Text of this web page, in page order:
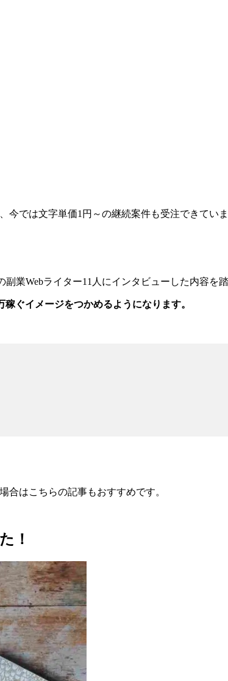
では文字単価1円～の継続案件も受注できていま
業Webライター11人にインタビューした内容を
ぐイメージをつかめるようになります。
合はこちらの記事もおすすめです。
！